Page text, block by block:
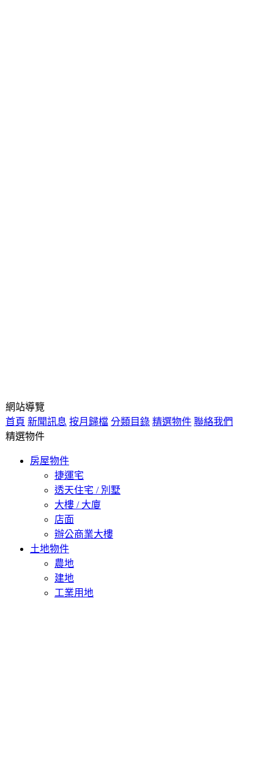
網站導覽
首頁 新聞訊息 按月歸檔 分類目錄 精選物件 聯絡我們
精選物件
房屋物件
捷運宅
透天住宅 / 別墅
大樓 / 大廈
店面
辦公商業大樓
土地物件
農地
建地
工業用地